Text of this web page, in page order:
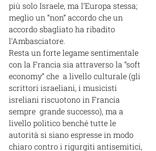
più solo Israele, ma l’Europa stessa;
meglio un “non” accordo che un
accordo sbagliato ha ribadito
l’Ambasciatore.
Resta un forte legame sentimentale
con la Francia sia attraverso la “soft
economy” che  a livello culturale (gli
scrittori israeliani, i musicisti
isreliani riscuotono in Francia
sempre  grande successo), ma a
livello politico benché tutte le
autorità si siano espresse in modo
chiaro contro i rigurgiti antisemitici,